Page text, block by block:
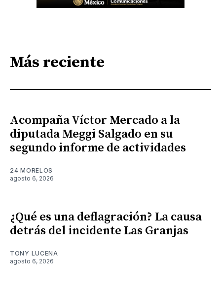
Más reciente
Acompaña Víctor Mercado a la
diputada Meggi Salgado en su
segundo informe de actividades
24 MORELOS
agosto 6, 2026
¿Qué es una deflagración? La causa
detrás del incidente Las Granjas
TONY LUCENA
agosto 6, 2026